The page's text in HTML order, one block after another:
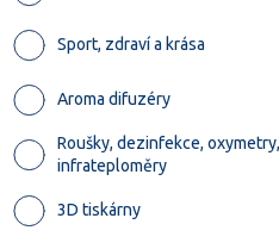
Sport, zdraví a krása
Aroma difuzéry
Roušky, dezinfekce, oxymetry,
infrateploměry
3D tiskárny